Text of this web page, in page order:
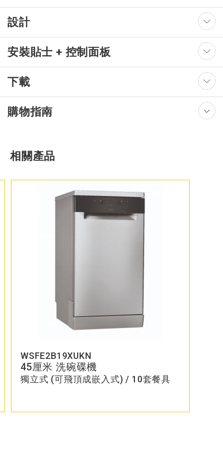
設計
安裝貼士 + 控制面板
下載
購物指南
相關產品
WSFE2B19XUKN
45厘米 洗碗碟機
獨立式 (可飛頂成嵌入式) / 10套餐具